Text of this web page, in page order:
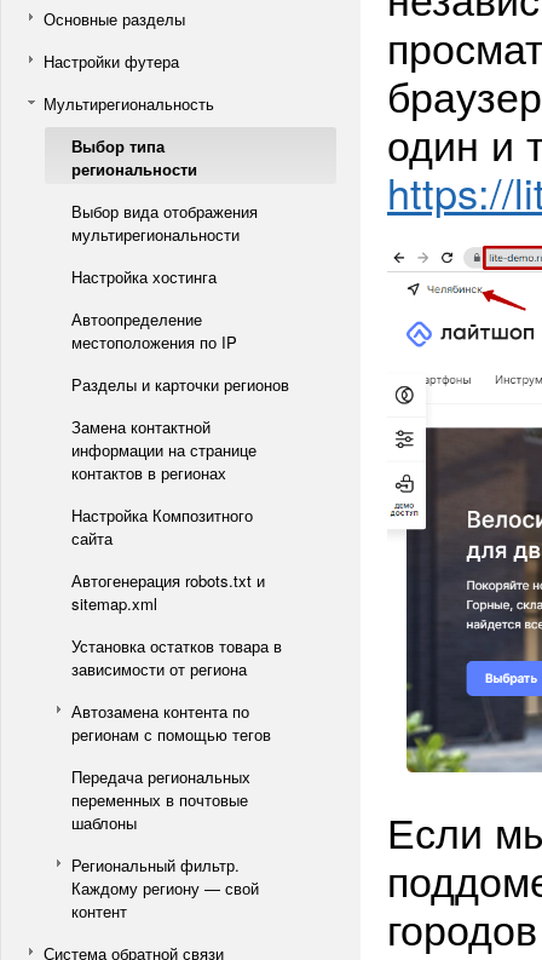
Основные разделы
Настройки футера
Мультирегиональность
Выбор типа
региональности
Выбор вида отображения
мультирегиональности
Настройка хостинга
Автоопределение
местоположения по IP
Разделы и карточки регионов
Замена контактной
информации на странице
контактов в регионах
Настройка Композитного
сайта
Автогенерация robots.txt и
sitemap.xml
Установка остатков товара в
зависимости от региона
Автозамена контента по
регионам с помощью тегов
Передача региональных
переменных в почтовые
шаблоны
Региональный фильтр.
Каждому региону — свой
контент
Система обратной связи
один и
https://
Если